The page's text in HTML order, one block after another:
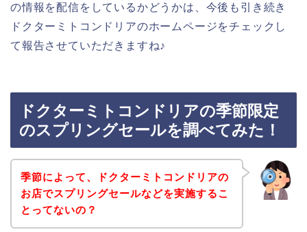
の情報を配信をしているかどうかは、今後も引き続き
ドクターミトコンドリアのホームページをチェックし
て報告させていただきますね♪
ドクターミトコンドリアの季節限定
のスプリングセールを調べてみた！
季節によって、ドクターミトコンドリアの
お店でスプリングセールなどを実施するこ
とってないの？